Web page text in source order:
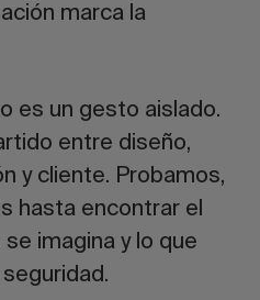
marca la
es un gesto aislado.
entre diseño,
y cliente. Probamos,
hasta encontrar el
imagina y lo que